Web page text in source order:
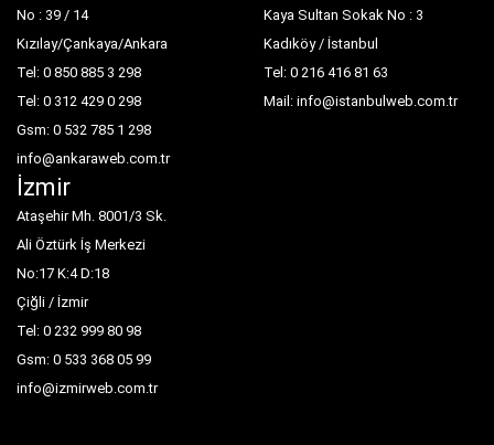
No : 39 / 14
Kızılay/Çankaya/Ankara
Tel: 0 850 885 3 298
Tel: 0 312 429 0 298
Gsm: 0 532 785 1 298
info@ankaraweb.com.tr
Kaya Sultan Sokak No : 3
Kadıköy / İstanbul
Tel: 0 216 416 81 63
Mail: info@istanbulweb.com.tr
İzmir
Ataşehir Mh. 8001/3 Sk.
Ali Öztürk İş Merkezi
No:17 K:4 D:18
Çiğli / İzmir
Tel: 0 232 999 80 98
Gsm: 0 533 368 05 99
info@izmirweb.com.tr